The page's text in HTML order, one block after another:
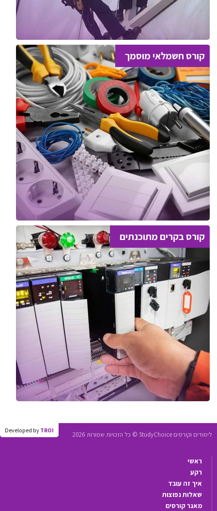
קורס חשמלאי מוסמך
קורס בקרים מתוכנתים
Developed by TROI
לימודים וקורסים StudyChoice © כל הזכויות שמורות 2026
ראשי
רקע
איך זה עובד
שאלות נפוצות
מאגר קורסים